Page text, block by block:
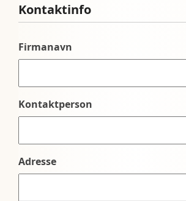
Kontaktinfo
Firmanavn
Kontaktperson
Adresse